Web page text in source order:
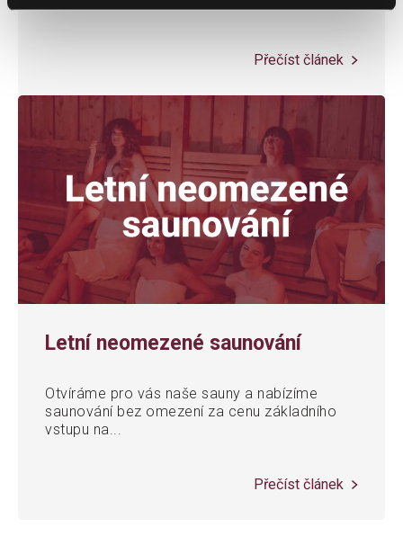
Přečíst článek
Letní neomezené saunování
Otvíráme pro vás naše sauny a nabízíme
saunování bez omezení za cenu základního
vstupu na...
Přečíst článek